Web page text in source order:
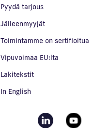
Pyydä tarjous
Jälleenmyyjät
Toimintamme on sertifioitua
Vipuvoimaa EU:lta
Lakitekstit
In English